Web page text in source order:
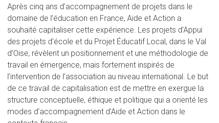
Après cinq ans d’accompagnement de projets dans le
domaine de l’éducation en France, Aide et Action a
souhaité capitaliser cette expérience. Les projets d’Appui
des projets d’école et du Projet Éducatif Local, dans le Val
d’Oise, révèlent un positionnement et une méthodologie de
travail en émergence, mais fortement inspirés de
l’intervention de l’association au niveau international. Le but
de ce travail de capitalisation est de mettre en exergue la
structure conceptuelle, éthique et politique qui a orienté les
modes d’accompagnement d’Aide et Action dans le